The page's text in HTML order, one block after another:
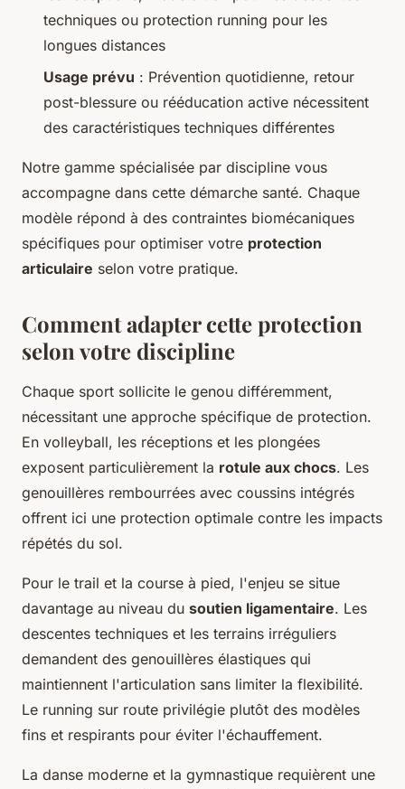
techniques ou protection running pour les
longues distances
Usage prévu : Prévention quotidienne, retour
post-blessure ou rééducation active nécessitent
des caractéristiques techniques différentes
Notre gamme spécialisée par discipline vous
accompagne dans cette démarche santé. Chaque
modèle répond à des contraintes biomécaniques
spécifiques pour optimiser votre protection
articulaire selon votre pratique.
Comment adapter cette protection
selon votre discipline
Chaque sport sollicite le genou différemment,
nécessitant une approche spécifique de protection.
En volleyball, les réceptions et les plongées
exposent particulièrement la rotule aux chocs. Les
genouillères rembourrées avec coussins intégrés
offrent ici une protection optimale contre les impacts
répétés du sol.
Pour le trail et la course à pied, l'enjeu se situe
davantage au niveau du soutien ligamentaire. Les
descentes techniques et les terrains irréguliers
demandent des genouillères élastiques qui
maintiennent l'articulation sans limiter la flexibilité.
Le running sur route privilégie plutôt des modèles
fins et respirants pour éviter l'échauffement.
La danse moderne et la gymnastique requièrent une